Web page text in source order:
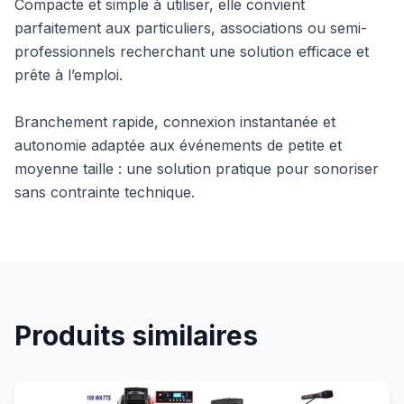
Compacte et simple à utiliser, elle convient
parfaitement aux particuliers, associations ou semi-
professionnels recherchant une solution efficace et
prête à l’emploi.
Branchement rapide, connexion instantanée et
autonomie adaptée aux événements de petite et
moyenne taille : une solution pratique pour sonoriser
sans contrainte technique.
Produits similaires